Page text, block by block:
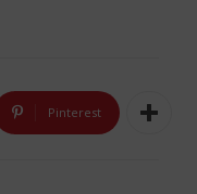
Pinterest